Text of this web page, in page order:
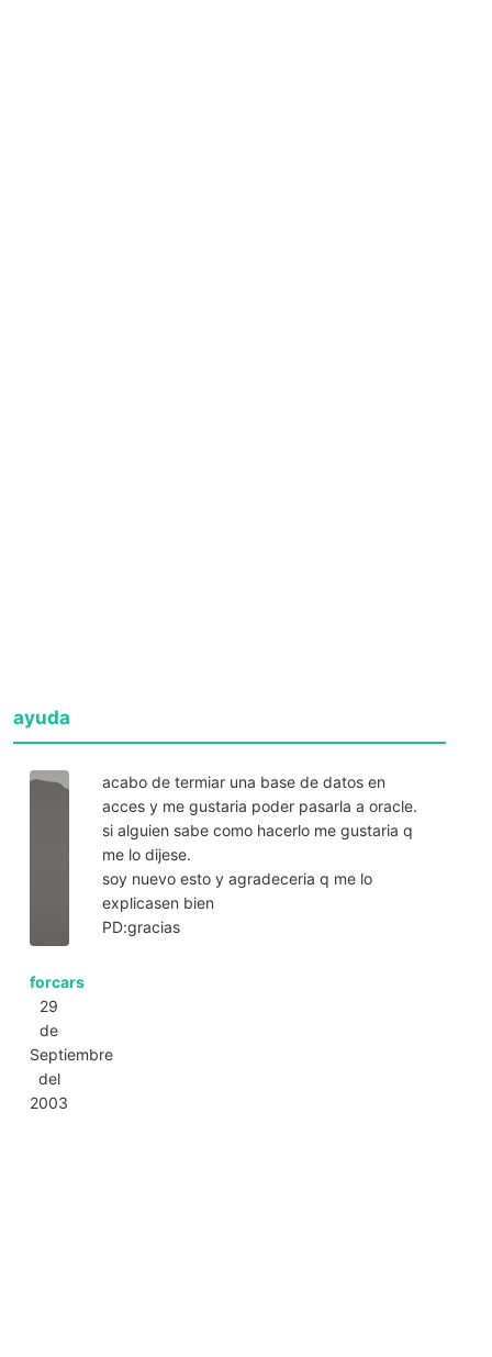
ayuda
forcars
29
de
Septiembre
del
2003
acabo de termiar una base de datos en
acces y me gustaria poder pasarla a oracle.
si alguien sabe como hacerlo me gustaria q
me lo dijese.
soy nuevo esto y agradeceria q me lo
explicasen bien
PD:gracias